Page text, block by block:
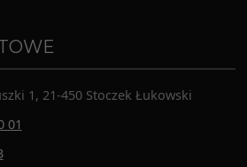
1, 21-450 Stoczek Łukowski
01